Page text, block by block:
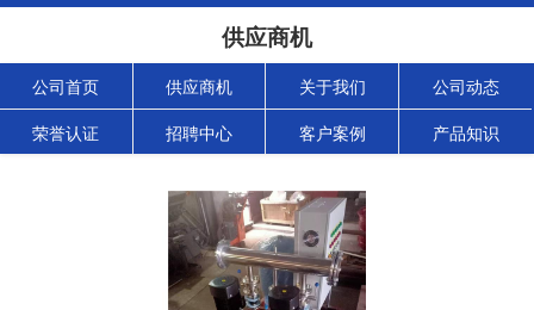
供应商机
公司首页 供应商机 关于我们 公司动态
荣誉认证 招聘中心 客户案例 产品知识